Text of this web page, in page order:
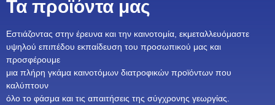
Τα προϊόντα μας
Εστιάζοντας στην έρευνα και την καινοτομία, εκμεταλλευόμαστε
υψηλού επιπέδου εκπαίδευση του προσωπικού μας και
προσφέρουμε
μια πλήρη γκάμα καινοτόμων διατροφικών προϊόντων που
καλύπτουν
όλο το φάσμα και τις απαιτήσεις της σύγχρονης γεωργίας.